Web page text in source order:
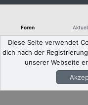
Foren
Diese Seite verwendet
dich nach der
unserer Webseite